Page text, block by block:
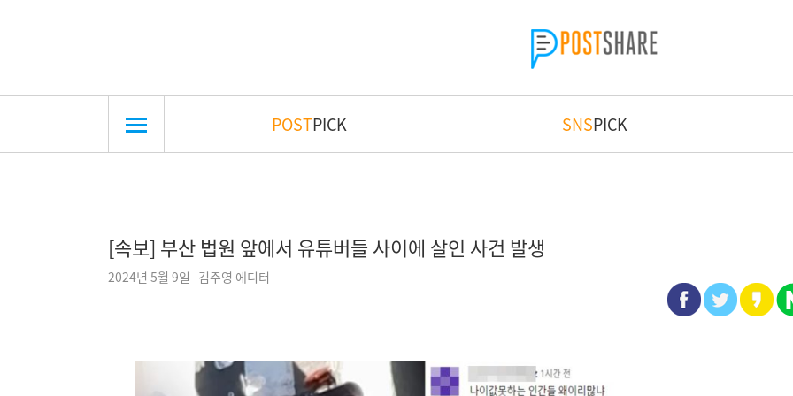
POSTPICK SNSPICK
[속보] 부산 법원 앞에서 유튜버들 사이에 살인 사건 발생
2024년 5월 9일 김주영 에디터